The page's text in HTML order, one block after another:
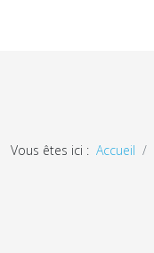
Vous êtes ici : Accueil